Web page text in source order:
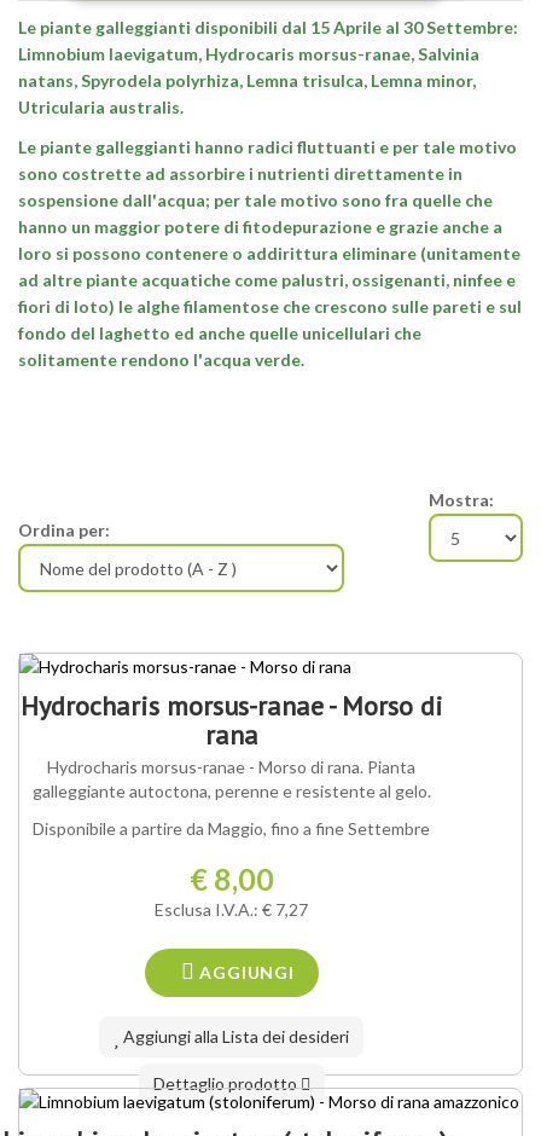
Le piante galleggianti disponibili dal 15 Aprile al 30 Settembre:
Limnobium laevigatum, Hydrocaris morsus-ranae, Salvinia
natans, Spyrodela polyrhiza, Lemna trisulca, Lemna minor,
Utricularia australis.
Le piante galleggianti hanno radici fluttuanti e per tale motivo
sono costrette ad assorbire i nutrienti direttamente in
sospensione dall'acqua; per tale motivo sono fra quelle che
hanno un maggior potere di fitodepurazione e grazie anche a
loro si possono contenere o addirittura eliminare (unitamente
ad altre piante acquatiche come palustri, ossigenanti, ninfee e
fiori di loto) le alghe filamentose che crescono sulle pareti e sul
fondo del laghetto ed anche quelle unicellulari che
solitamente rendono l'acqua verde.
Mostra:
Ordina per:
Hydrocharis morsus-ranae - Morso di
rana
Hydrocharis morsus-ranae - Morso di rana. Pianta
galleggiante autoctona, perenne e resistente al gelo.
Disponibile a partire da Maggio, fino a fine Settembre
€ 8,00
Esclusa I.V.A.: € 7,27
AGGIUNGI
Aggiungi alla Lista dei desideri
Dettaglio prodotto